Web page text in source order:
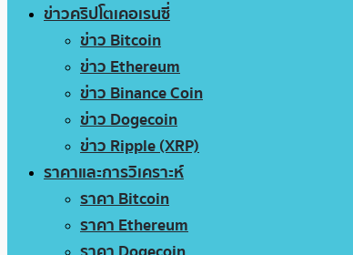
ข่าวคริปโตเคอเรนซี่
ข่าว Bitcoin
ข่าว Ethereum
ข่าว Binance Coin
ข่าว Dogecoin
ข่าว Ripple (XRP)
ราคาและการวิเคราะห์
ราคา Bitcoin
ราคา Ethereum